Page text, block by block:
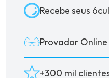
Recebe seus
Provador Online
+300 mil